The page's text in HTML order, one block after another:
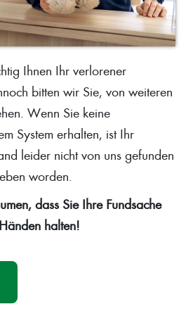
Ihnen Ihr verlorener
bitten wir Sie, von weiteren
Wenn Sie keine
System erhalten, ist Ihr
leider nicht von uns gefunden
worden.
dass Sie Ihre Fundsache
halten!